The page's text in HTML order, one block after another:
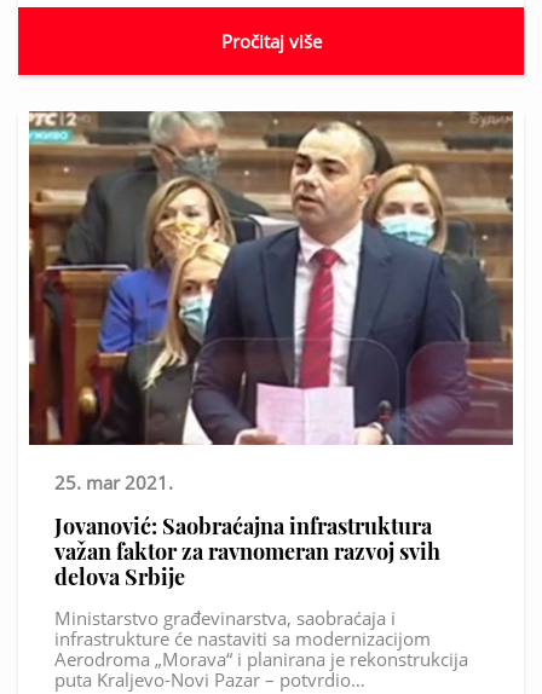
Pročitaj više
25. mar 2021.
Jovanović: Saobraćajna infrastruktura
važan faktor za ravnomeran razvoj svih
delova Srbije
Ministarstvo građevinarstva, saobraćaja i
infrastrukture će nastaviti sa modernizacijom
Aerodroma „Morava“ i planirana je rekonstrukcija
puta Kraljevo-Novi Pazar – potvrdio…